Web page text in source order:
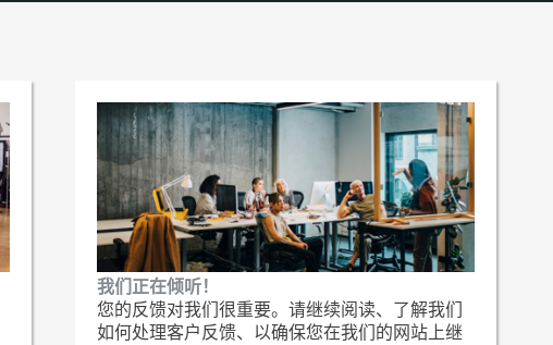
我们正在倾听！
您的反馈对我们很重要。请继续阅读、了解我们
如何处理客户反馈、以确保您在我们的网站上继